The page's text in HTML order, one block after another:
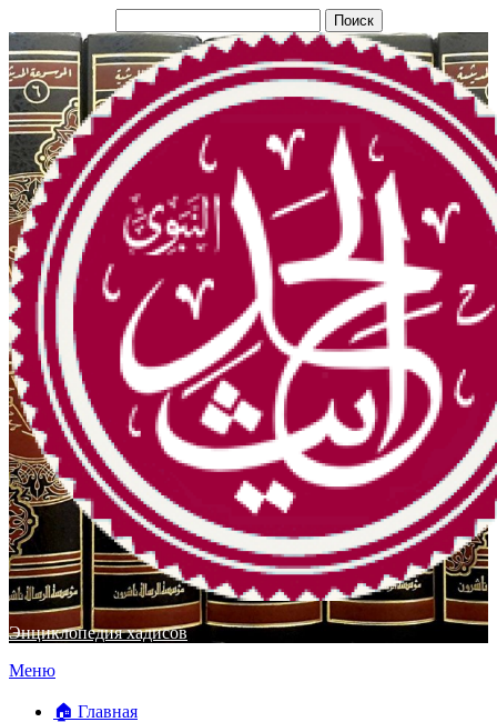
Энциклопедия хадисов
Перейти
содержимому
Меню
🏠 Главная